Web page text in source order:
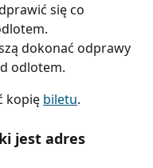
się co
dokonać odprawy
odlotem.
kopię biletu.
jest adres